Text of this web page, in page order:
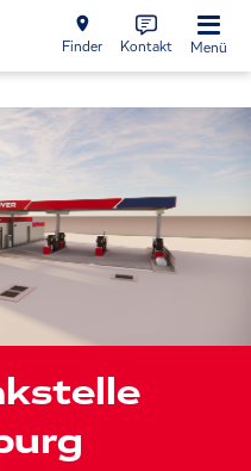
Finder Kontakt Menü